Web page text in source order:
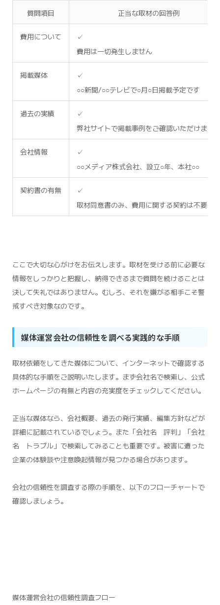
質問項目 正当な取材の回答例
費用について
✓
費用は一切発生しません
掲載媒体
✓
○○新聞/○○テレビで○月○日掲載予定です
過去の実績
✓
弊社サイトで掲載事例をご確認いただけます
会社情報
✓
○○メディア株式会社、設立○年、本社○○
契約書の有無
✓
取材同意書のみ、費用に関する契約は不要で
ここで大切な心がけをお伝えします。取材を受ける前に必要な
情報をしっかりと把握し、納得できるまで質問を続けることは
決して失礼ではありません。むしろ、それを嫌がる相手こそ警
戒すべき対象なのです。
媒体運営会社の信頼性を調べる実践的な手順
取材依頼をしてきた媒体について、インターネットで確認する
具体的な手順をご説明いたします。まず会社名で検索し、公式
ホームページの有無と内容の充実度をチェックしてください。
正当な媒体なら、会社概要、過去の発行実績、編集方針などが
詳細に記載されているでしょう。また「会社名 評判」「会社
名 トラブル」で検索してみることも重要です。被害に遭った
企業の体験談や注意喚起情報が見つかる場合があります。
会社の信頼性を調査する際の手順を、以下のフローチャートで
確認しましょう。
媒体運営会社の信頼性調査フロー